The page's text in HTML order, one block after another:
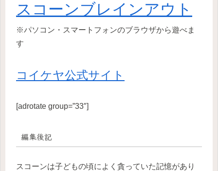
スコーンブレインアウト
※パソコン・スマートフォンのブラウザから遊べま
す
コイケヤ公式サイト
[adrotate group=”33″]
編集後記
スコーンは子どもの頃によく貪っていた記憶があり